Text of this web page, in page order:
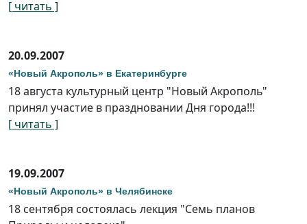
[ читать ]
20.09.2007
«Новый Акрополь» в Екатеринбурге
18 августа культурный центр "Новый Акрополь"
принял участие в праздновании Дня города!!!
[ читать ]
19.09.2007
«Новый Акрополь» в Челябинске
18 сентября состоялась лекция "Семь планов